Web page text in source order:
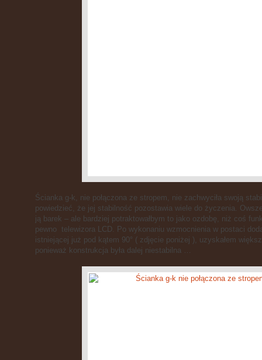
Ścianka g-k, nie połączona ze stropem, nie zachwyciła swoją
powiedzieć, że jej stabilność pozostawia wiele do życzenia.
ją barek – ale bardziej potraktowałbym to jako ozdobę, niż coś
pewno telewizora LCD. Po wykonaniu wzmocnienia w postaci
istniejącej już pod kątem 90° ( zdjęcie poniżej ), uzyskałem
ponieważ konstrukcja była dalej niestabilna …